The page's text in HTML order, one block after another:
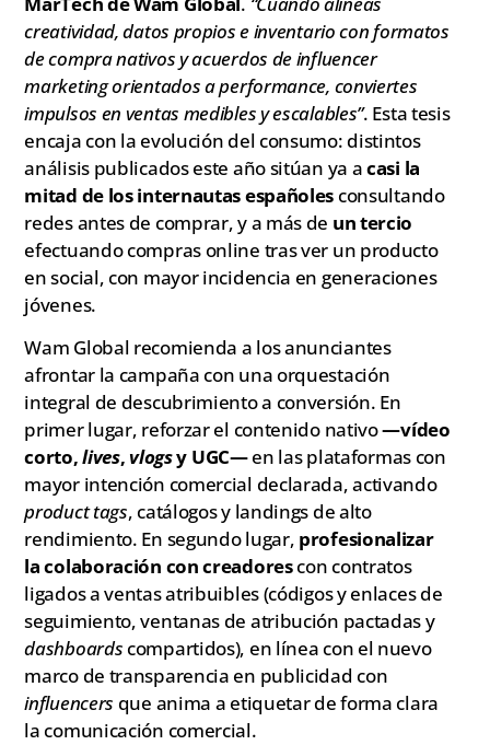
creatividad, datos propios e inventario con formatos
de compra nativos y acuerdos de influencer
marketing orientados a performance, conviertes
impulsos en ventas medibles y escalables”. Esta tesis
encaja con la evolución del consumo: distintos
análisis publicados este año sitúan ya acasi la
mitad de los internautas españoles consultando
redes antes de comprar, y a más de un tercio
efectuando compras online tras ver un producto
en social, con mayor incidencia en generaciones
jóvenes.
Wam Global recomienda a los anunciantes
afrontar la campaña con una orquestación
integral de descubrimiento a conversión. En
primer lugar, reforzar el contenido nativo—vídeo
corto,lives,vlogsy UGC—en las plataformas con
mayor intención comercial declarada, activando
product tags, catálogos y landings de alto
rendimiento. En segundo lugar, profesionalizar
la colaboración con creadorescon contratos
ligados a ventas atribuibles (códigos y enlaces de
seguimiento, ventanas de atribución pactadas y
dashboards compartidos), en línea con el nuevo
marco de transparencia en publicidad con
influencers que anima a etiquetar de forma clara
la comunicación comercial.